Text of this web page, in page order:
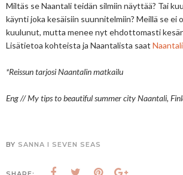
Miltäs se Naantali teidän silmiin näyttää? Tai
käynti joka kesäisiin suunnitelmiin? Meillä se ei
kuulunut, mutta menee nyt ehdottomasti
Lisätietoa kohteista ja Naantalista saat
*Reissun tarjosi Naantalin matkailu
Eng // My tips to beautiful summer city Naantali,
BY SANNA I SEVEN SEAS